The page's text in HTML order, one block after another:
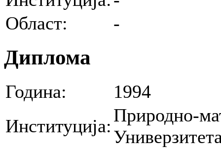
Област:
-
Диплома
Година:
1994
Институција:
Природно-